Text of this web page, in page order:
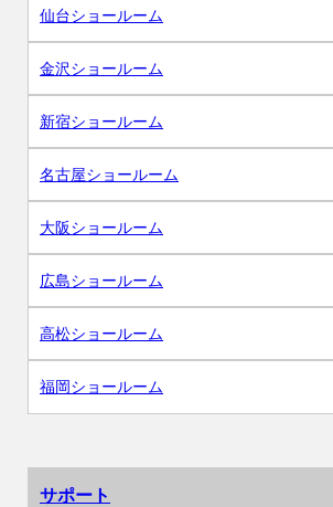
仙台ショールーム
金沢ショールーム
新宿ショールーム
名古屋ショールーム
大阪ショールーム
広島ショールーム
高松ショールーム
福岡ショールーム
サポート